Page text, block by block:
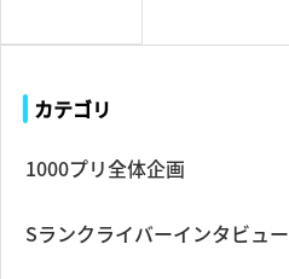
カテゴリ
1000プリ全体企画
Sランクライバーインタビュー